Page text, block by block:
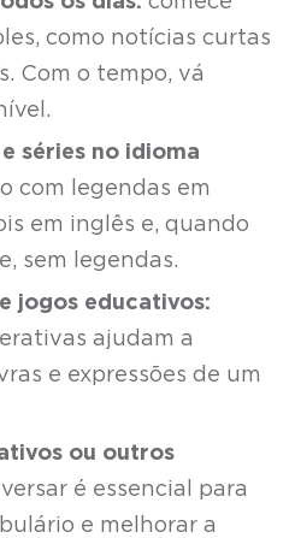
como notícias curtas
Com o tempo, vá
séries no idioma
com legendas em
em inglês e, quando
sem legendas.
jogos educativos:
ajudam a
e expressões de um
ou outros
é essencial para
e melhorar a